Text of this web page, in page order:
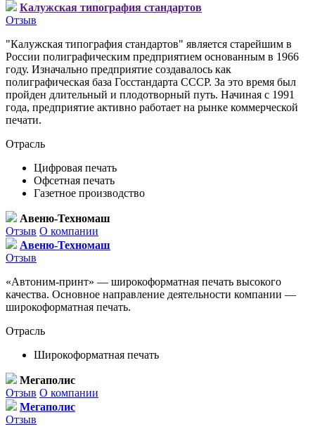
Калужская типография стандартов
Отзыв
"Калужская типография стандартов" является старейшим в
России полиграфическим предприятием основанным в 1966
году. Изначально предприятие создавалось как
полиграфическая база Госстандарта СССР. За это время был
пройден длительный и плодотворный путь. Начиная с 1991
года, предприятие активно работает на рынке коммерческой
печати.
Отрасль
Цифровая печать
Офсетная печать
Газетное производство
Авеню-Техномаш
Отзыв О компании
Авеню-Техномаш
Отзыв
«Автоним-принт» — широкоформатная печать высокого
качества. Основное направление деятельности компании —
широкоформатная печать.
Отрасль
Широкоформатная печать
Мегаполис
Отзыв О компании
Мегаполис
Отзыв